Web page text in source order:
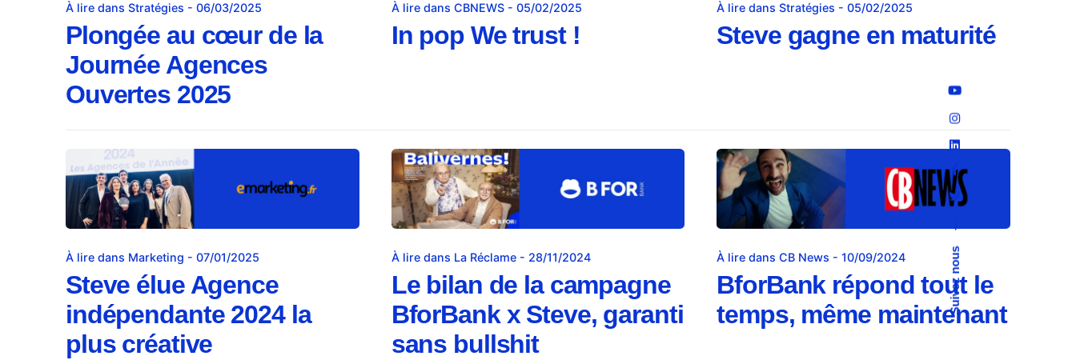
Suivez nous
À lire dans Stratégies - 06/03/2025
Plongée au cœur de la
Journée Agences
Ouvertes 2025
À lire dans CBNEWS - 05/02/2025
In pop We trust !
À lire dans Stratégies - 05/02/2025
Steve gagne en maturité
À lire dans Marketing - 07/01/2025
Steve élue Agence
indépendante 2024 la
plus créative
À lire dans La Réclame - 28/11/2024
Le bilan de la campagne
BforBank x Steve, garanti
sans bullshit
À lire dans CB News - 10/09/2024
BforBank répond tout le
temps, même maintenant